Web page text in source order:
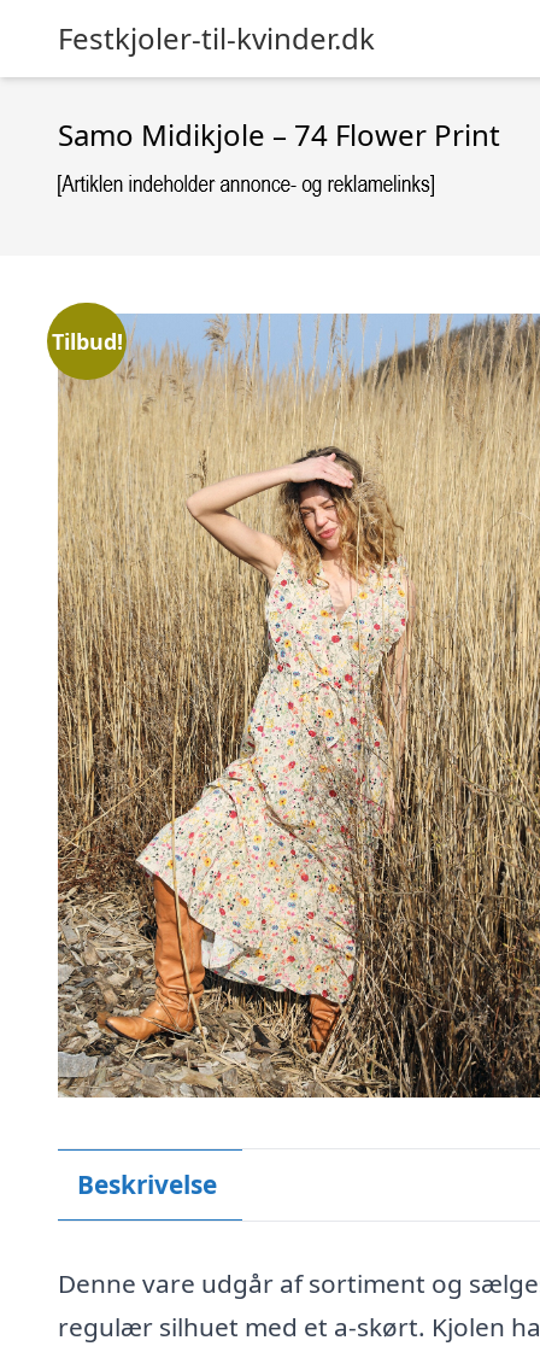
Festkjoler-til-kvinder.dk
Samo Midikjole – 74 Flower Print
Tilbud!
Beskrivelse
Denne vare udgår af sortiment og
regulær silhuet med et a-skørt. Kjolen